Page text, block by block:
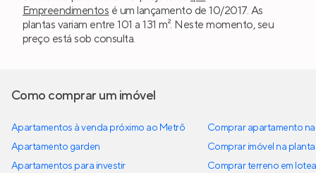
Empreendimentos é um lançamento de 10/2017. As
plantas variam entre 101 a 131 m². Neste momento, seu
preço está sob consulta.
Como comprar um imóvel
Apartamentos à venda próximo ao Metrô
Apartamento garden
Apartamentos para investir
Comprar apartamento
Comprar imóvel na planta
Comprar terreno em